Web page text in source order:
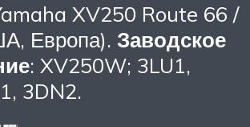
XV250 Route 66 /
Европа). Заводское
: XV250W; 3LU1,
3DN2.